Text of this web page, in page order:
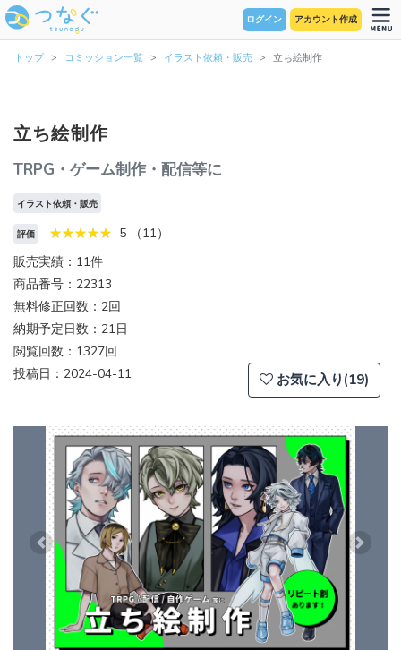
ログイン アカウント作成
トップ コミッション一覧 イラスト依頼・販売 立ち絵制作
立ち絵制作
TRPG・ゲーム制作・配信等に
イラスト依頼・販売
評価
5 （11）
販売実績：11件
商品番号：22313
無料修正回数：2回
納期予定日数：21日
閲覧回数：1327回
投稿日：2024-04-11
お気に入り(19)
Previous Next